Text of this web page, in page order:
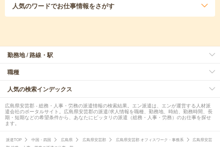
人気のワードでお仕事情報をさがす
勤務地 / 路線・駅
職種
人気の検索インデックス
広島県安芸郡 - 総務・人事・労務の派遣情報の検索結果。エン派遣は、エンが運営する人材派
遣会社のポータルサイト。広島県安芸郡の派遣/求人情報を職種、勤務地、時給、勤務時間、長
期・短期などの希望条件から、あなたにピッタリの派遣（総務・人事・労務）のお仕事を探せ
ます。
派遣TOP 中国・四国 広島県 広島県安芸郡 広島県安芸郡 オフィスワーク・事務系
広島県安芸